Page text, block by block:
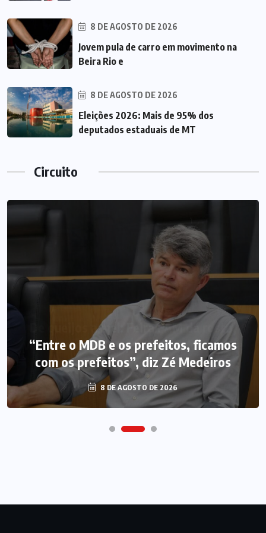
8 DE AGOSTO DE 2026
Jovem pula de carro em movimento na
Beira Rio e
8 DE AGOSTO DE 2026
Eleições 2026: Mais de 95% dos
deputados estaduais de MT
Circuito
“Entre o MDB e os prefeitos, ficamos
com os prefeitos”, diz Zé Medeiros
8 DE AGOSTO DE 2026